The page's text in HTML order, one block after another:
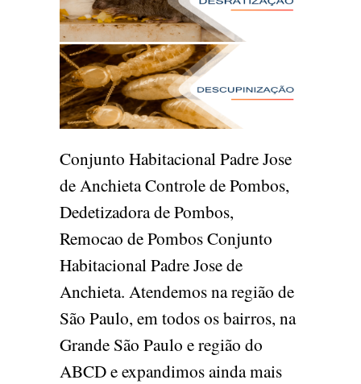
Conjunto Habitacional Padre Jose
de Anchieta Controle de Pombos,
Dedetizadora de Pombos,
Remocao de Pombos Conjunto
Habitacional Padre Jose de
Anchieta. Atendemos na região de
São Paulo, em todos os bairros, na
Grande São Paulo e região do
ABCD e expandimos ainda mais